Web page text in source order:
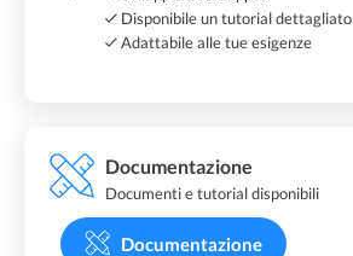
Disponibile un tutorial dettagliato
Adattabile alle tue esigenze
Documentazione
Documenti e tutorial disponibili
Documentazione